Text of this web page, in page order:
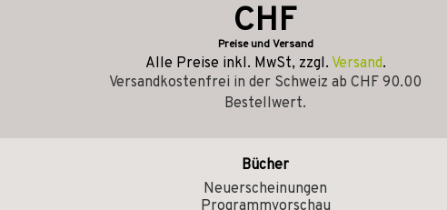
CHF
Preise und Versand
Alle Preise inkl. MwSt, zzgl. Versand.
Versandkostenfrei in der Schweiz ab CHF 90.00
Bestellwert.
Bücher
Neuerscheinungen
Programmvorschau